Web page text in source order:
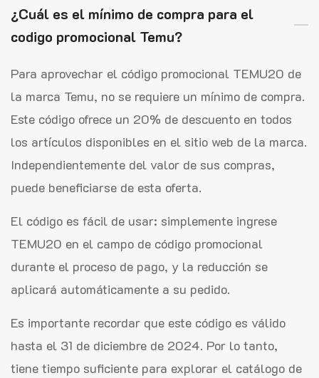
¿Cuál es el mínimo de compra para el
codigo promocional Temu?
Para aprovechar el código promocional TEMU20 de
la marca Temu, no se requiere un mínimo de compra.
Este código ofrece un 20% de descuento en todos
los artículos disponibles en el sitio web de la marca.
Independientemente del valor de sus compras,
puede beneficiarse de esta oferta.
El código es fácil de usar: simplemente ingrese
TEMU20 en el campo de código promocional
durante el proceso de pago, y la reducción se
aplicará automáticamente a su pedido.
Es importante recordar que este código es válido
hasta el 31 de diciembre de 2024. Por lo tanto,
tiene tiempo suficiente para explorar el catálogo de